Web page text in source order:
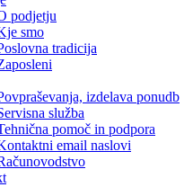
podjetju
smo
tradicija
izdelava ponudb
služba
pomoč in podpora
email naslovi